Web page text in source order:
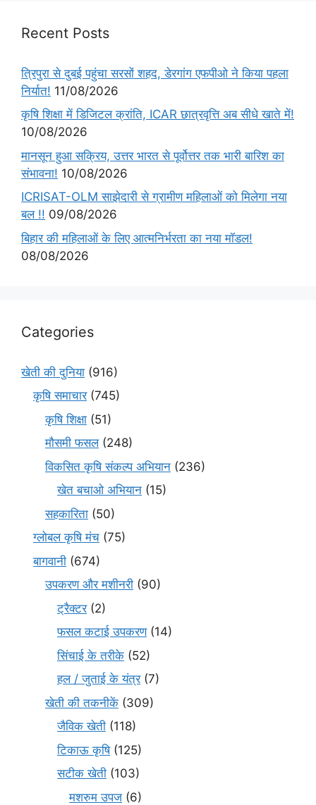
Recent Posts
त्रिपुरा से दुबई पहुंचा सरसों शहद, डेरगांग एफपीओ ने किया पहला
निर्यात! 11/08/2026
कृषि शिक्षा में डिजिटल क्रांति, ICAR छात्रवृत्ति अब सीधे खाते में!
10/08/2026
मानसून हुआ सक्रिय, उत्तर भारत से पूर्वोत्तर तक भारी बारिश का
संभावना! 10/08/2026
ICRISAT-OLM साझेदारी से ग्रामीण महिलाओं को मिलेगा नया
बल !! 09/08/2026
बिहार की महिलाओं के लिए आत्मनिर्भरता का नया मॉडल!
08/08/2026
Categories
खेती की दुनिया (916)
कृषि समाचार(745)
कृषि शिक्षा (51)
मौसमी फसल(248)
विकसित कृषि संकल्प अभियान (236)
खेत बचाओ अभियान (15)
सहकारिता (50)
ग्लोबल कृषि मंच (75)
बागवानी (674)
उपकरण और मशीनरी (90)
ट्रैक्टर(2)
फसल कटाई उपकरण(14)
सिंचाई के तरीके (52)
हल / जुताई के यंत्र(7)
खेती की तकनीकें (309)
जैविक खेती (118)
टिकाऊ कृषि(125)
सटीक खेती (103)
मशरुम उपज (6)